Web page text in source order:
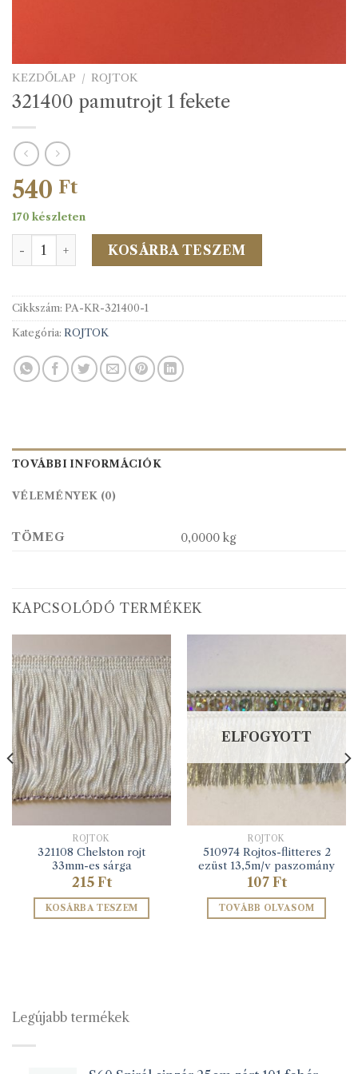
KEZDŐLAP / ROJTOK
321400 pamutrojt 1 fekete
540 Ft
170 készleten
321400 pamutrojt 1 fekete mennyiség
KOSÁRBA TESZEM
Cikkszám: PA-KR-321400-1
Kategória: ROJTOK
TOVÁBBI INFORMÁCIÓK
VÉLEMÉNYEK (0)
TÖMEG 0,0000 kg
KAPCSOLÓDÓ TERMÉKEK
ROJTOK
321108 Chelston rojt
33mm-es sárga
215 Ft
KOSÁRBA TESZEM
ELFOGYOTT
ROJTOK
510974 Rojtos-flitteres 2
ezüst 13,5m/v paszomány
107 Ft
TOVÁBB OLVASOM
Legújabb termékek